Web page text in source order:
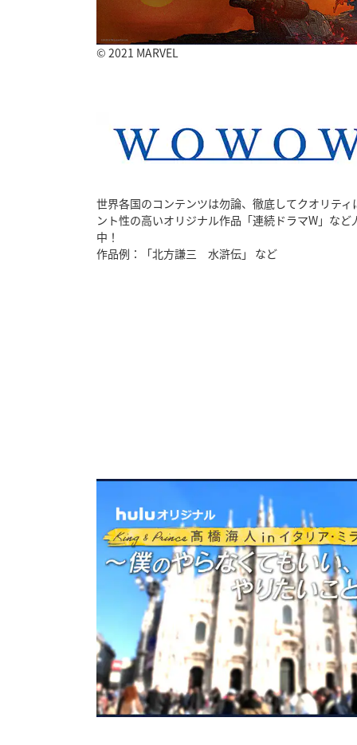
© 2021 MARVEL
世界各国のコンテンツは勿論、徹底してクオリテ
ント性の高いオリジナル作品「連続ドラマW」な
中！
作品例：「北方謙三 水滸伝」 など